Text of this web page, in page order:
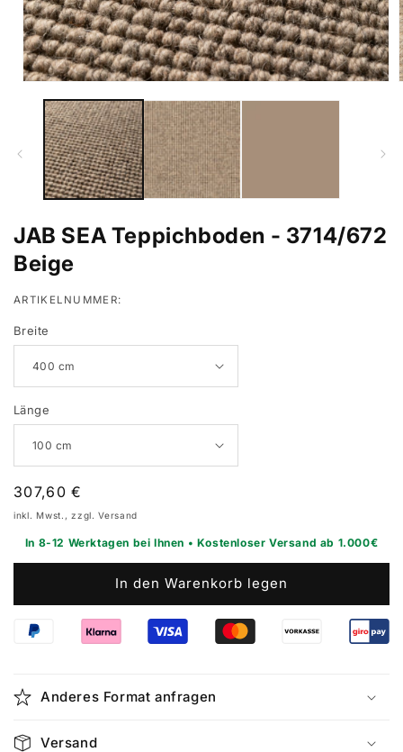
Modal
öffnen
JAB SEA Teppichboden - 3714/672
Beige
ARTIKELNUMMER:
Breite
Länge
Normaler
Preis
307,60 €
inkl. Mwst., zzgl. Versand
In 8-12 Werktagen bei Ihnen • Kostenloser Versand ab 1.000€
In den Warenkorb legen
Anderes Format anfragen
Versand